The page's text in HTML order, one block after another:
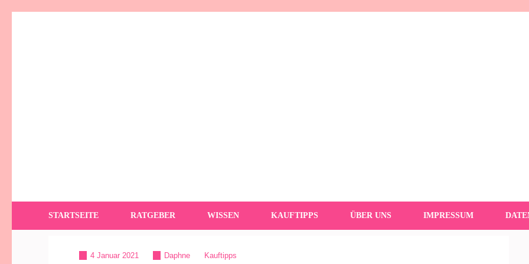
STARTSEITE RATGEBER WISSEN KAUFTIPPS ÜBER UNS IMPRESSUM
4 Januar 2021 Daphne Kauftipps